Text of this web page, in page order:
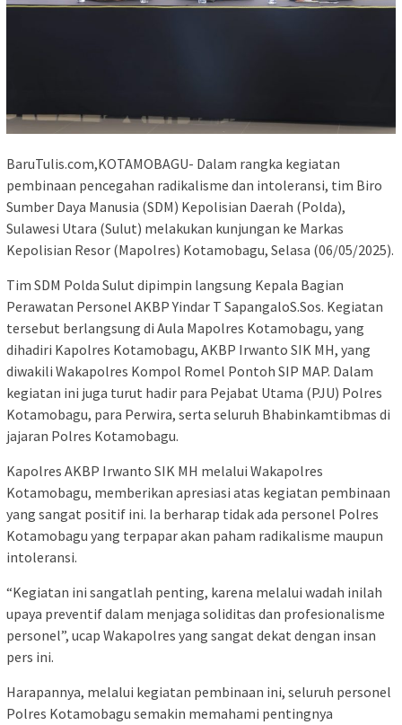
BaruTulis.com,KOTAMOBAGU- Dalam rangka kegiatan
pembinaan pencegahan radikalisme dan intoleransi, tim Biro
Sumber Daya Manusia (SDM) Kepolisian Daerah (Polda),
Sulawesi Utara (Sulut) melakukan kunjungan ke Markas
Kepolisian Resor (Mapolres) Kotamobagu, Selasa (06/05/2025).
Tim SDM Polda Sulut dipimpin langsung Kepala Bagian
Perawatan Personel AKBP Yindar T SapangaloS.Sos. Kegiatan
tersebut berlangsung di Aula Mapolres Kotamobagu, yang
dihadiri Kapolres Kotamobagu, AKBP Irwanto SIK MH, yang
diwakili Wakapolres Kompol Romel Pontoh SIP MAP. Dalam
kegiatan ini juga turut hadir para Pejabat Utama (PJU) Polres
Kotamobagu, para Perwira, serta seluruh Bhabinkamtibmas di
jajaran Polres Kotamobagu.
Kapolres AKBP Irwanto SIK MH melalui Wakapolres
Kotamobagu, memberikan apresiasi atas kegiatan pembinaan
yang sangat positif ini. Ia berharap tidak ada personel Polres
Kotamobagu yang terpapar akan paham radikalisme maupun
intoleransi.
“Kegiatan ini sangatlah penting, karena melalui wadah inilah
upaya preventif dalam menjaga soliditas dan profesionalisme
personel”, ucap Wakapolres yang sangat dekat dengan insan
pers ini.
Harapannya, melalui kegiatan pembinaan ini, seluruh personel
Polres Kotamobagu semakin memahami pentingnya